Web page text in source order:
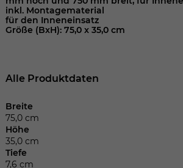
inkl. Montagematerial
für den Inneneinsatz
Größe (BxH): 75,0 x 35,0 cm
Alle Produktdaten
Breite
75,0 cm
Höhe
35,0 cm
Tiefe
7,6 cm
Zweck
Dieses Cookie wird
Cookie-Einstellungen
Anbieter
Laufzeit